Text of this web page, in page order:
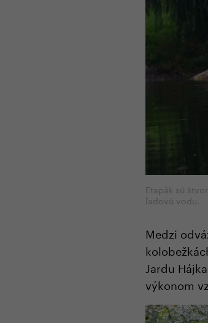
Etapák sú
ľadovú vodu.
Medzi
Jardu
výkonom